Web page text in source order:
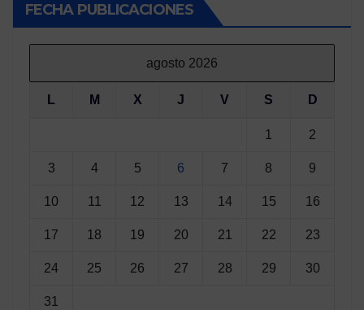
FECHA PUBLICACIONES
agosto 2026
L M X J V S D
1 2
3 4 5 6 7 8 9
10 11 12 13 14 15 16
17 18 19 20 21 22 23
24 25 26 27 28 29 30
31